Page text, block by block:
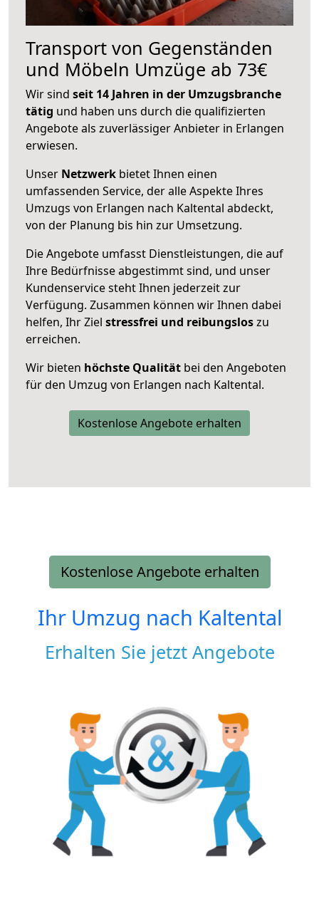
Transport von Gegenständen
und Möbeln Umzüge ab 73€
Wir sind seit 14 Jahren in der Umzugsbranche
tätig und haben uns durch die qualifizierten
Angebote als zuverlässiger Anbieter in Erlangen
erwiesen.
Unser Netzwerk bietet Ihnen einen
umfassenden Service, der alle Aspekte Ihres
Umzugs von Erlangen nach Kaltental abdeckt,
von der Planung bis hin zur Umsetzung.
Die Angebote umfasst Dienstleistungen, die auf
Ihre Bedürfnisse abgestimmt sind, und unser
Kundenservice steht Ihnen jederzeit zur
Verfügung. Zusammen können wir Ihnen dabei
helfen, Ihr Ziel stressfrei und reibungsloszu
erreichen.
Wir bieten höchste Qualität bei den Angeboten
für den Umzug von Erlangen nach Kaltental.
Kostenlose Angebote erhalten
Kostenlose Angebote erhalten
Ihr Umzug nach Kaltental
Erhalten Sie jetzt Angebote